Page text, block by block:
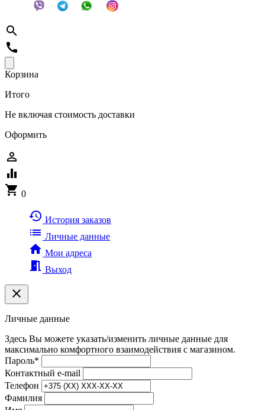
search
call
Корзина
Итого
Не включая стоимость доставки
Оформить
person_outline
equalizer
shopping_cart 0
history История заказов
list Личные данные
home Мои адреса
meeting_room Выход
clear
Личные данные
Здесь Вы можете указать/изменить личные данные для
максимально комфортного взаимодействия с магазином.
Пароль*
Контактный e-mail
Телефон
Фамилия